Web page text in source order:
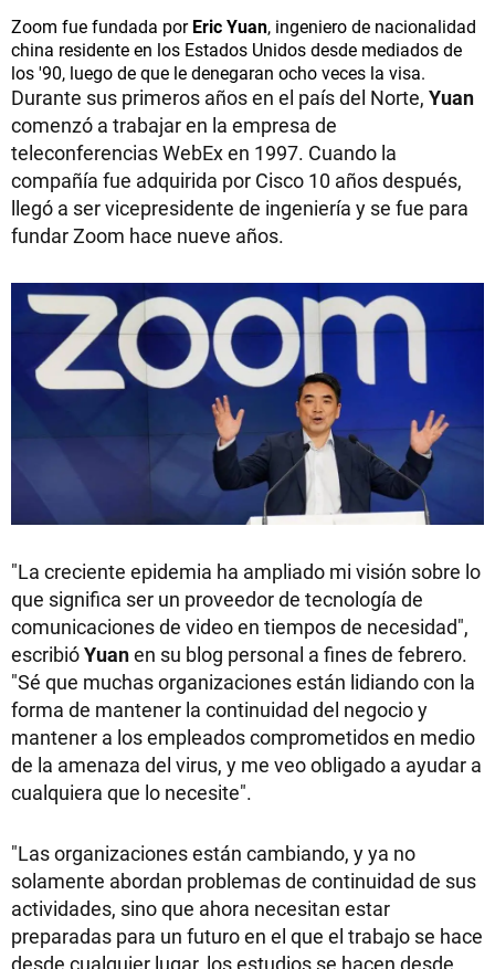
Zoom fue fundada porEric Yuan, ingeniero de nacionalidad
china residente en los Estados Unidos desde mediados de
los '90, luego de que le denegaran ocho veces la visa.
Durante sus primeros años en el país del Norte, Yuan
comenzó a trabajar en la empresa de
teleconferencias WebEx en 1997. Cuando la
compañía fue adquirida por Cisco 10 años después,
llegó a ser vicepresidente de ingeniería y se fue para
fundar Zoom hace nueve años.
"La creciente epidemia ha ampliado mi visión sobre lo
que significa ser un proveedor de tecnología de
comunicaciones de video en tiempos de necesidad",
escribióYuanen su blog personal a fines de febrero.
"Sé que muchas organizaciones están lidiando con la
forma de mantener la continuidad del negocio y
mantener a los empleados comprometidos en medio
de la amenaza del virus, y me veo obligado a ayudar a
cualquiera que lo necesite".
"Las organizaciones están cambiando, y ya no
solamente abordan problemas de continuidad de sus
actividades, sino que ahora necesitan estar
preparadas para un futuro en el que el trabajo se hace
desde cualquier lugar, los estudios se hacen desde